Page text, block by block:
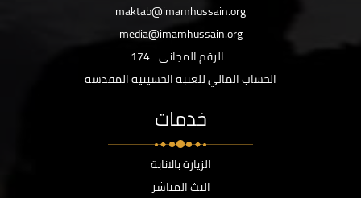
maktab@imamhussain.org
media@imamhussain.org
الرقم المجاني 174
الحساب المالي للعتبة الحسينية المقدسة
خدمات
الزيارة بالانابة
البث المباشر